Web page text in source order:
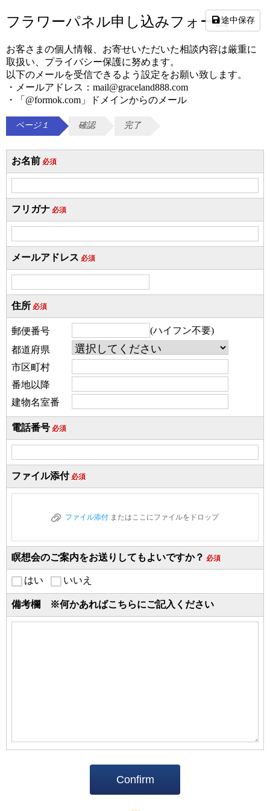
フラワーパネル申し込みフォーム
お客さまの個人情報、お寄せいただいた相談内容は厳重に
取扱い、プライバシー保護に努めます。
以下のメールを受信できるよう設定をお願い致します。
・メールアドレス：mail@graceland888.com
・「@formok.com」ドメインからのメール
ページ１ 確認 完了
お名前 必須
フリガナ 必須
メールアドレス 必須
住所 必須
郵便番号
(ハイフン不要)
都道府県
市区町村
番地以降
建物名室番
電話番号 必須
ファイル添付 必須
ファイル添付 またはここにファイルをドロップ
瞑想会のご案内をお送りしてもよいですか？ 必須
はい いいえ
備考欄 ※何かあればこちらにご記入ください
Confirm
途中保存